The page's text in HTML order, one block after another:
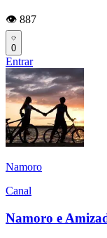
👁️ 887
0
Entrar
Namoro
Canal
Namoro e